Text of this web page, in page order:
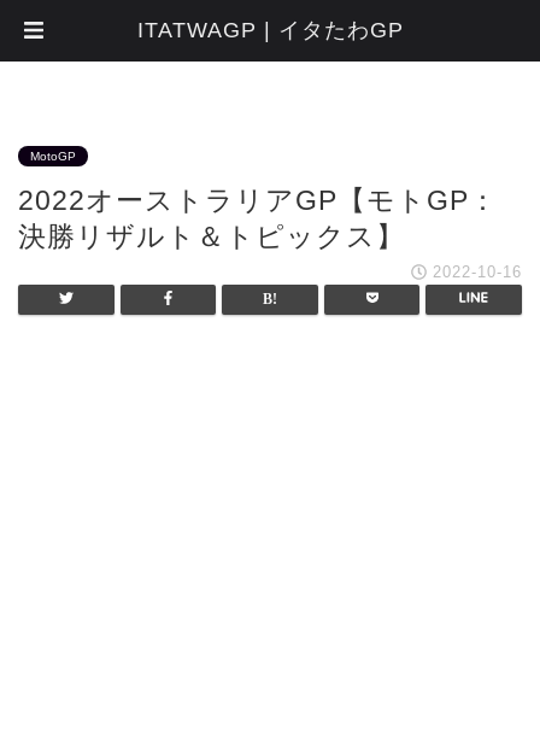
MotoGP
2022オーストラリアGP【モトGP：
決勝リザルト＆トピックス】
2022-10-16
ITATWAGP | イタたわGP